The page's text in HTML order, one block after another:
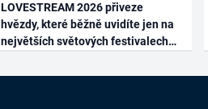
LOVESTREAM 2026 přiveze
hvězdy, které běžně uvidíte jen na
největších světových festivalech